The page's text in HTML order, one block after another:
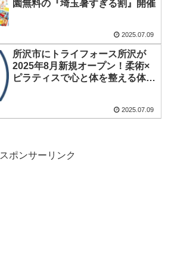
園無料の『埼玉暑すぎる割』開催
2025.07.09
所沢市にトライフォース所沢が
2025年8月新規オープン！柔術×
ピラティスで心と体を整える体験
2025.07.09
スポンサーリンク